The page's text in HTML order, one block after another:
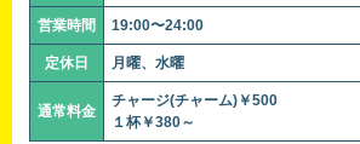
営業時間 19:00〜24:00
定休日 月曜、水曜
通常料金
チャージ(チャーム)￥500
１杯￥380～